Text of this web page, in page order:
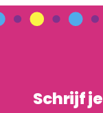
Schrijf